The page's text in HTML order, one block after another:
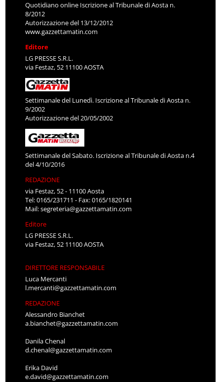
Quotidiano online Iscrizione al Tribunale di Aosta n.
8/2012
Autorizzazione del 13/12/2012
www.gazzettamatin.com
Editore
LG PRESSE S.R.L.
via Festaz, 52 11100 AOSTA
Settimanale del Lunedì. Iscrizione al Tribunale di Aosta n.
9/2002
Autorizzazione del 20/05/2002
Settimanale del Sabato. Iscrizione al Tribunale di Aosta n.4
del 4/10/2016
REDAZIONE
via Festaz, 52 - 11100 Aosta
Tel: 0165/231711 - Fax: 0165/1820141
Mail:segreteria@gazzettamatin.com
Editore
LG PRESSE S.R.L.
via Festaz, 52 11100 AOSTA
DIRETTORE RESPONSABILE
Luca Mercanti
l.mercanti@gazzettamatin.com
REDAZIONE
Alessandro Bianchet
a.bianchet@gazzettamatin.com
Danila Chenal
d.chenal@gazzettamatin.com
Erika David
e.david@gazzettamatin.com